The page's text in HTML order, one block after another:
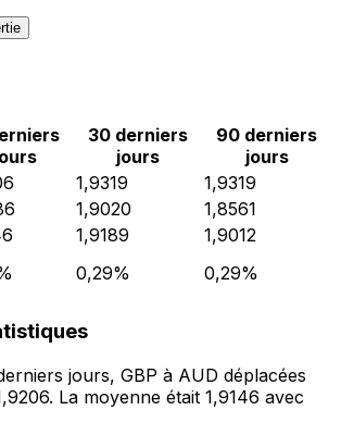
30 derniers
jours
90 derniers
jours
1,9319
1,9319
1,9020
1,8561
1,9189
1,9012
0,29% 0,29%
jours, GBP à AUD déplacées
La moyenne était 1,9146 avec